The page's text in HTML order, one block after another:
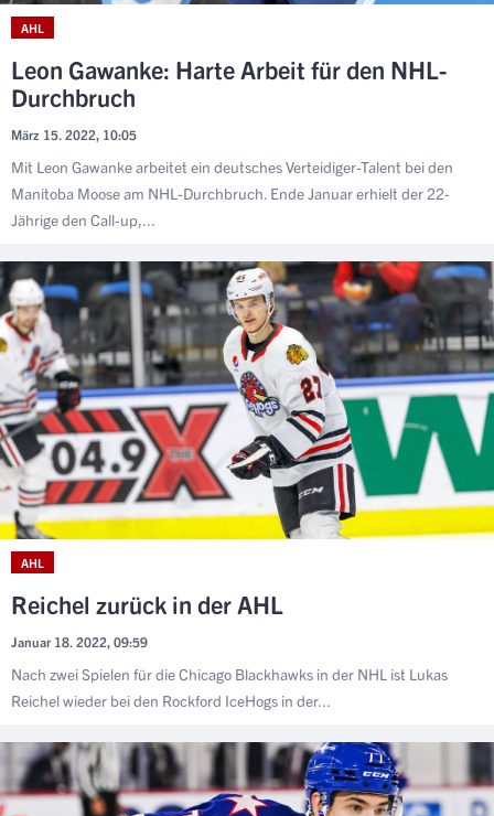
AHL
Leon Gawanke: Harte Arbeit für den NHL-
Durchbruch
März 15. 2022, 10:05
Mit Leon Gawanke arbeitet ein deutsches Verteidiger-Talent bei den
Manitoba Moose am NHL-Durchbruch. Ende Januar erhielt der 22-
Jährige den Call-up,...
AHL
Reichel zurück in der AHL
Januar 18. 2022, 09:59
Nach zwei Spielen für die Chicago Blackhawks in der NHL ist Lukas
Reichel wieder bei den Rockford IceHogs in der...